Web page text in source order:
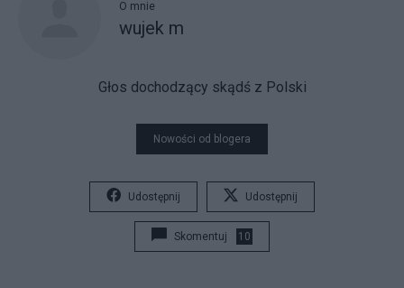
O mnie
wujek m
Głos dochodzący skądś z Polski
Nowości od blogera
Udostępnij Udostępnij
Skomentuj 10